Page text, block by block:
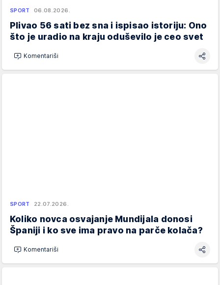
SPORT 06.08.2026.
Plivao 56 sati bez sna i ispisao istoriju: Ono
što je uradio na kraju oduševilo je ceo svet
Komentariši
SPORT 22.07.2026.
Koliko novca osvajanje Mundijala donosi
Španiji i ko sve ima pravo na parče kolača?
Komentariši